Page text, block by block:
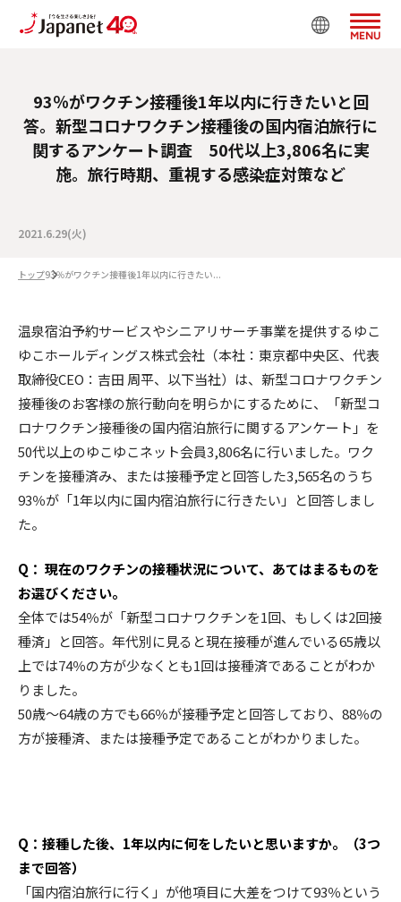
MENU
93％がワクチン接種後1年以内に行きたいと回
答。新型コロナワクチン接種後の国内宿泊旅行に
関するアンケート調査 50代以上3,806名に実
施。旅行時期、重視する感染症対策など
2021.6.29(火)
トップ93％がワクチン接種後1年以内に行きたい...
温泉宿泊予約サービスやシニアリサーチ事業を提供するゆこ
ゆこホールディングス株式会社（本社：東京都中央区、代表
取締役CEO：吉田 周平、以下当社）は、新型コロナワクチン
接種後のお客様の旅行動向を明らかにするために、「新型コ
ロナワクチン接種後の国内宿泊旅行に関するアンケート」を
50代以上のゆこゆこネット会員3,806名に行いました。ワク
チンを接種済み、または接種予定と回答した3,565名のうち
93％が「1年以内に国内宿泊旅行に行きたい」と回答しまし
た。
Q： 現在のワクチンの接種状況について、あてはまるものを
お選びください。
全体では54％が「新型コロナワクチンを1回、もしくは2回接
種済」と回答。年代別に見ると現在接種が進んでいる65歳以
上では74％の方が少なくとも1回は接種済であることがわか
りました。
50歳～64歳の方でも66％が接種予定と回答しており、88％の
方が接種済、または接種予定であることがわかりました。
Q：接種した後、1年以内に何をしたいと思いますか。（3つ
まで回答）
「国内宿泊旅行に行く」が他項目に大差をつけて93％という